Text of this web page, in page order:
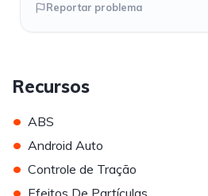
Reportar problema
Recursos
• ABS
• Android Auto
• Controle de Tração
• Efeitos De Partículas